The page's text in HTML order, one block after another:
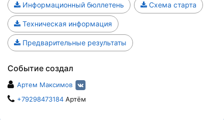
Информационный бюллетень Схема старта
Техническая информация
Предварительные результаты
Событие создал
Артем Максимов
+79298473184 Артём